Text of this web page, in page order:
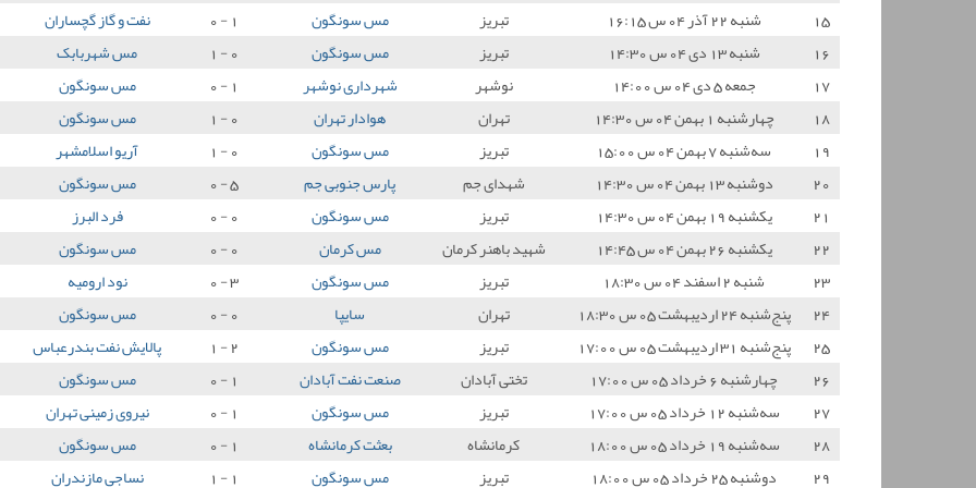
15
شنبه 22 آذر 04 س 16:15 تبریز مس سونگون 1 - 0 نفت و گاز گچساران
16
شنبه 13 دی 04 س 14:30 تبریز مس سونگون 0 - 1 مس شهربابک
17
جمعه 5 دی 04 س 14:00 نوشهر شهرداری نوشهر 1 - 0 مس سونگون
18
چهارشنبه 1 بهمن 04 س 14:30 تهران هوادار تهران 0 - 1 مس سونگون
19
سه‌شنبه 7 بهمن 04 س 15:00 تبریز مس سونگون 0 - 1 آریو اسلامشهر
20
دوشنبه 13 بهمن 04 س 14:30 شهدای جم پارس جنوبی جم 5 - 0 مس سونگون
21
یکشنبه 19 بهمن 04 س 14:30 تبریز مس سونگون 0 - 0 فرد البرز
22
یکشنبه 26 بهمن 04 س 14:45 شهید باهنر کرمان مس کرمان 0 - 0 مس سونگون
23
شنبه 2 اسفند 04 س 18:30 تبریز مس سونگون 3 - 0 نود ارومیه
24
پنج‌شنبه 24 اردیبهشت 05 س 18:30 تهران سایپا 0 - 0 مس سونگون
25
پنج‌شنبه 31 اردیبهشت 05 س 17:00 تبریز مس سونگون 2 - 1 پالایش نفت بندرعباس
26
چهارشنبه 6 خرداد 05 س 17:00 تختی آبادان صنعت نفت آبادان 1 - 0 مس سونگون
27
سه‌شنبه 12 خرداد 05 س 17:00 تبریز مس سونگون 1 - 0 نیروی زمینی تهران
28
سه‌شنبه 19 خرداد 05 س 18:00 کرمانشاه بعثت کرمانشاه 1 - 0 مس سونگون
29
دوشنبه 25 خرداد 05 س 18:00 تبریز مس سونگون 1 - 1 نساجی مازندران